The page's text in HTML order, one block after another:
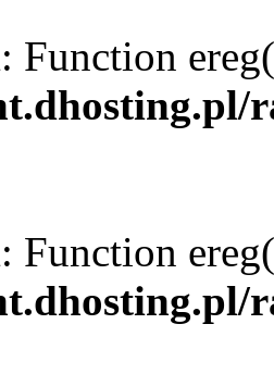
: Function
: Function